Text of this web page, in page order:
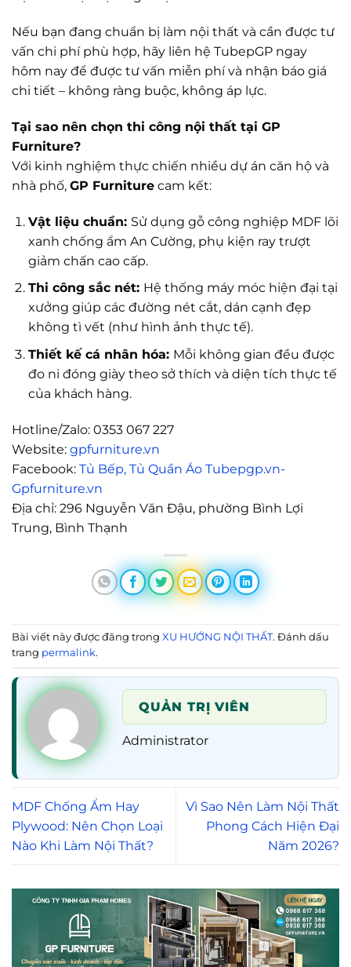
Nếu bạn đang chuẩn bị làm nội thất và cần được tư
vấn chi phí phù hợp, hãy liên hệ TubepGP ngay
hôm nay để được tư vấn miễn phí và nhận báo giá
chi tiết – không ràng buộc, không áp lực.
Tại sao nên chọn thi công nội thất tại GP
Furniture?
Với kinh nghiệm thực chiến nhiều dự án căn hộ và
nhà phố, GP Furniture cam kết:
Vật liệu chuẩn: Sử dụng gỗ công nghiệp MDF lõi
xanh chống ẩm An Cường, phụ kiện ray trượt
giảm chấn cao cấp.
Thi công sắc nét: Hệ thống máy móc hiện đại tại
xưởng giúp các đường nét cắt, dán cạnh đẹp
không tì vết (như hình ảnh thực tế).
Thiết kế cá nhân hóa: Mỗi không gian đều được
đo ni đóng giày theo sở thích và diện tích thực tế
của khách hàng.
Hotline/Zalo: 0353 067 227
Website: gpfurniture.vn
Facebook: Tủ Bếp, Tủ Quần Áo Tubepgp.vn-
Gpfurniture.vn
Địa chỉ: 296 Nguyễn Văn Đậu, phường Bình Lợi
Trung, Bình Thạnh
Bài viết này được đăng trong XU HƯỚNG NỘI THẤT. Đánh dấu
trang permalink.
QUẢN TRỊ VIÊN
Administrator
MDF Chống Ẩm Hay
Plywood: Nên Chọn Loại
Nào Khi Làm Nội Thất?
Vì Sao Nên Làm Nội Thất
Phong Cách Hiện Đại
Năm 2026?